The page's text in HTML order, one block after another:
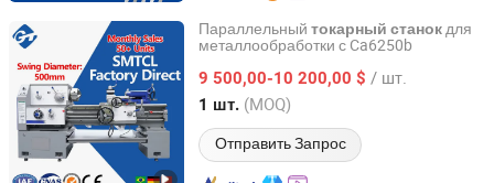
Параллельный токарный станокдля
металлообработки с Ca6250b
9 500,00-10 200,00 $ / шт.
1 шт. (MOQ)
Отправить Запрос
Tongji (Dalian) International Trade Co., Ltd.
Liaoning, China с 2025